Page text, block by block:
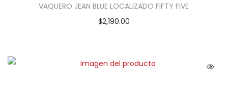
VAQUERO JEAN BLUE LOCALIZADO FIFTY FIVE
$2,190.00